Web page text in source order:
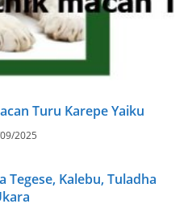
Turu Karepe Yaiku
2025
Tegese, Kalebu, Tuladha